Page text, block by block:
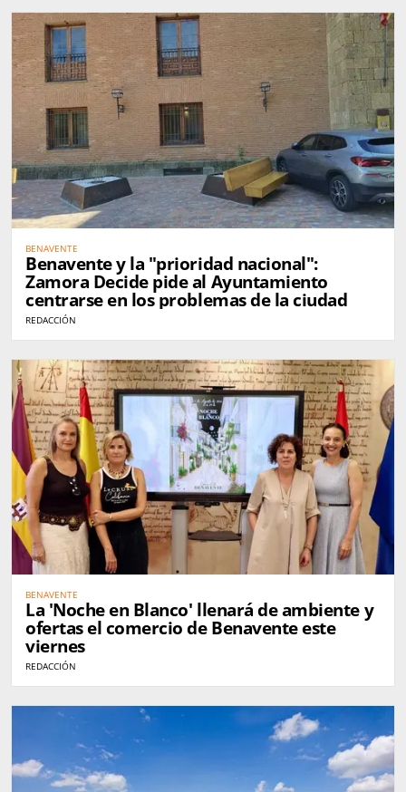
BENAVENTE
Benavente y la "prioridad nacional":
Zamora Decide pide al Ayuntamiento
centrarse en los problemas de la ciudad
REDACCIÓN
BENAVENTE
La 'Noche en Blanco' llenará de ambiente y
ofertas el comercio de Benavente este
viernes
REDACCIÓN